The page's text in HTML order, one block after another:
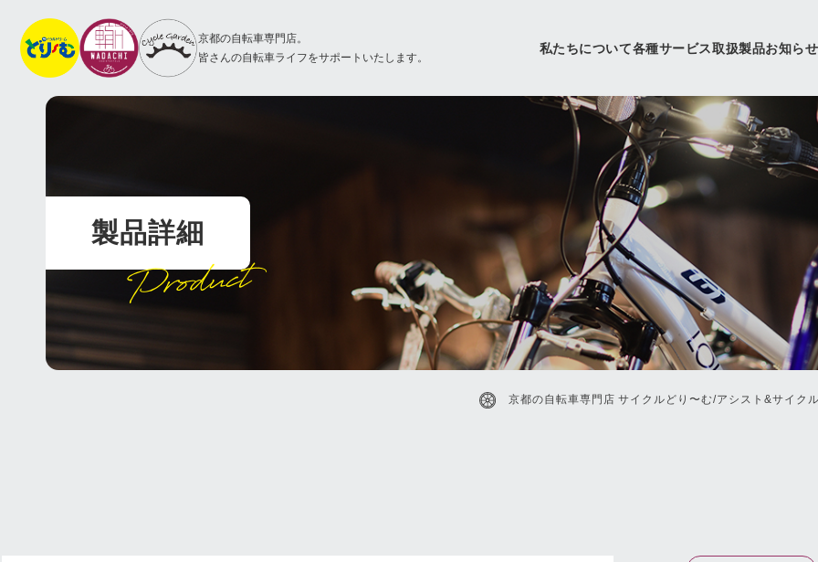
京都の自転車専門店。
皆さんの自転車ライフをサポートいたします。
私たちについて各種サービス取扱製品お知らせ
製品詳細
Product
京都の自転車専門店 サイクルどり〜む/アシスト&サイク